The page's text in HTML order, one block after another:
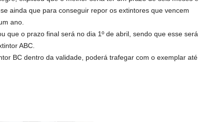
ainda que para conseguir repor os extintores que vencem
ano.
que o prazo final será no dia 1º de abril, sendo que esse será
ABC.
BC dentro da validade, poderá trafegar com o exemplar até